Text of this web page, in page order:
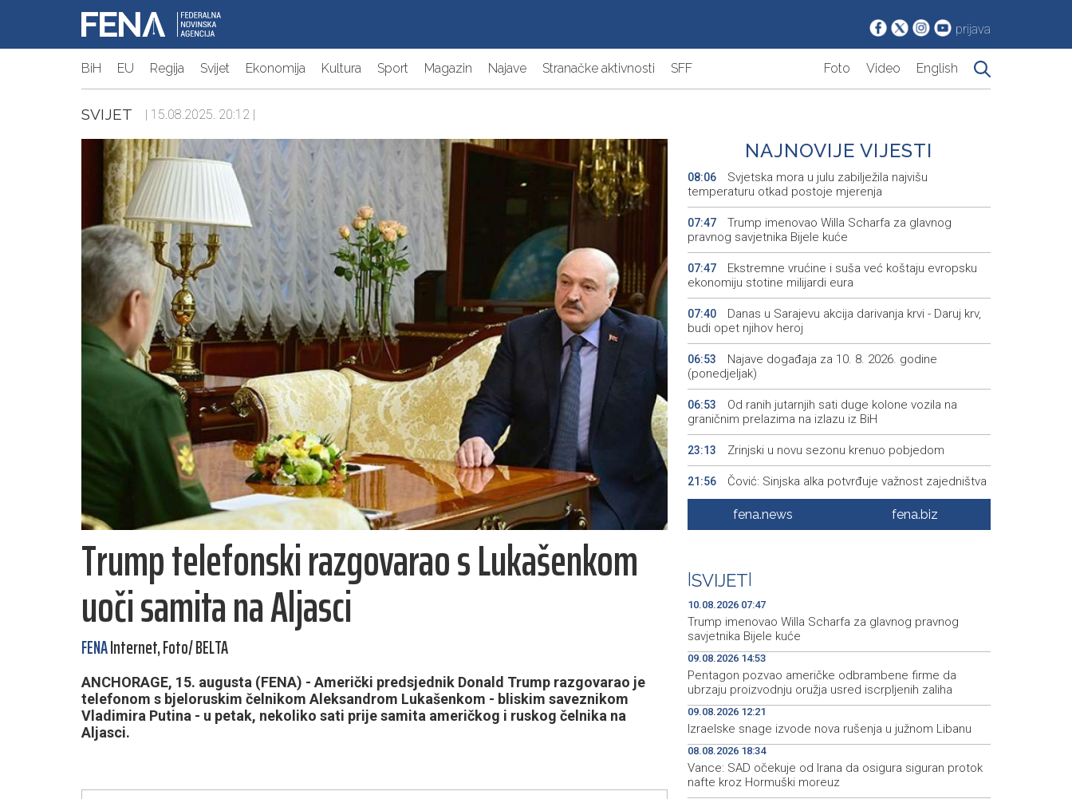
prijava
BiH EU Regija Svijet Ekonomija Kultura Sport Magazin Najave Stranačke aktivnosti SFF Foto Video English
SVIJET | 15.08.2025. 20:12 |
Trump telefonski razgovarao s Lukašenkom
uoči samita na Aljasci
FENAInternet, Foto/ BELTA
ANCHORAGE, 15. augusta (FENA) - Američki predsjednik Donald Trump razgovarao je
telefonom s bjeloruskim čelnikom Aleksandrom Lukašenkom - bliskim saveznikom
Vladimira Putina - u petak, nekoliko sati prije samita američkog i ruskog čelnika na
Aljasci.
NAJNOVIJE VIJESTI
08:06
Svjetska mora u julu zabilježila najvišu
temperaturu otkad postoje mjerenja
07:47
Trump imenovao Willa Scharfa za glavnog
pravnog savjetnika Bijele kuće
07:47
Ekstremne vrućine i suša već koštaju evropsku
ekonomiju stotine milijardi eura
07:40
Danas u Sarajevu akcija darivanja krvi - Daruj krv,
budi opet njihov heroj
06:53
Najave događaja za 10. 8. 2026. godine
(ponedjeljak)
06:53
Od ranih jutarnjih sati duge kolone vozila na
graničnim prelazima na izlazu iz BiH
23:13 Zrinjski u novu sezonu krenuo pobjedom
21:56
Čović: Sinjska alka potvrđuje važnost zajedništva
hrvatskog naroda
Krišto: Sinjska alka je simbol ponosa, slobode i
20:00
Announcement of events for Monday, 10 August
2026
fena.news fena.biz
SVIJET
10.08.2026 07:47
Trump imenovao Willa Scharfa za glavnog pravnog
savjetnika Bijele kuće
09.08.2026 14:53
Pentagon pozvao američke odbrambene firme da
ubrzaju proizvodnju oružja usred iscrpljenih zaliha
09.08.2026 12:21
Izraelske snage izvode nova rušenja u južnom Libanu
08.08.2026 18:34
Vance: SAD očekuje od Irana da osigura siguran protok
nafte kroz Hormuški moreuz